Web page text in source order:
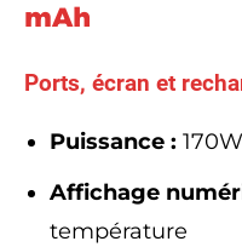
mAh
Ports, écran et
Puissance : 170W
Affichage
température